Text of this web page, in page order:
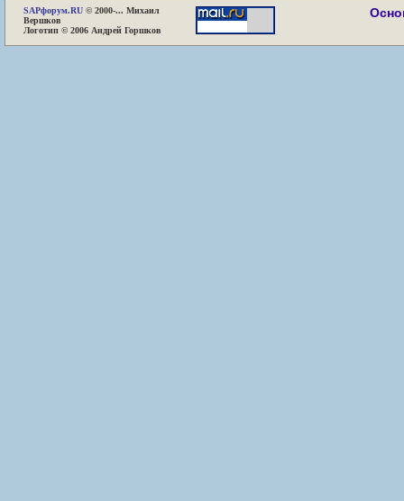
SAPфорум.RU © 2000-... Михаил
Вершков
Логотип © 2006 Андрей Горшков